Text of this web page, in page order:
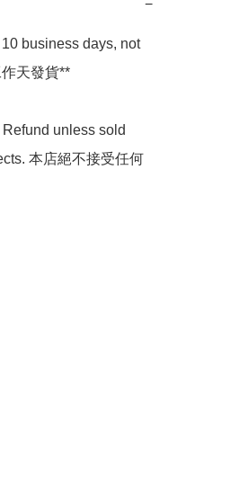
−
business days, not
天發貨**
unless sold
本店絕不接受任何